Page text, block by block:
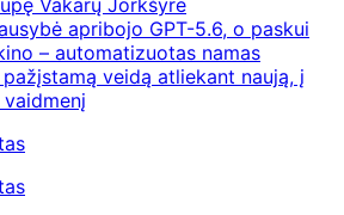
apribojo GPT-5.6, o paskui
– automatizuotas namas
veidą atliekant naują, į